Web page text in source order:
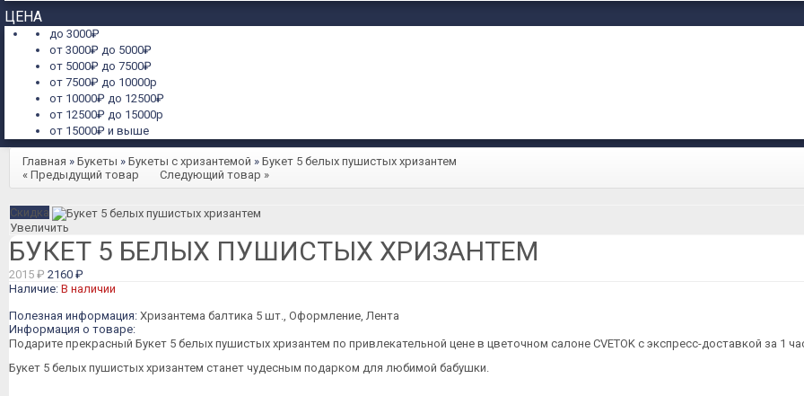
ЦЕНА
до 3000₽
от 3000₽ до 5000₽
от 5000₽ до 7500₽
от 7500₽ до 10000р
от 10000₽ до 12500₽
от 12500₽ до 15000р
от 15000₽ и выше
Главная » Букеты » Букеты с хризантемой » Букет 5 белых пушистых хризантем
« Предыдущий товар
Следующий товар »
Скидка
Увеличить
БУКЕТ 5 БЕЛЫХ ПУШИСТЫХ ХРИЗАНТЕМ
2015 ₽ 2160 ₽
Наличие: В наличии
Полезная информация: Хризантема балтика 5 шт., Оформление, Лента
Информация о товаре:
Подарите прекрасный Букет 5 белых пушистых хризантем по привлекательной цене в цветочном салоне CVETOK с экспресс-доставкой за 1
Букет 5 белых пушистых хризантем станет чудесным подарком для любимой бабушки.